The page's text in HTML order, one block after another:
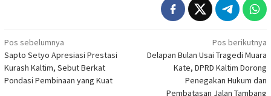
Navigasi
pos
Pos sebelumnya
Sapto Setyo Apresiasi Prestasi
Kurash Kaltim, Sebut Berkat
Pondasi Pembinaan yang Kuat
Pos berikutnya
Delapan Bulan Usai Tragedi Muara
Kate, DPRD Kaltim Dorong
Penegakan Hukum dan
Pembatasan Jalan Tambang